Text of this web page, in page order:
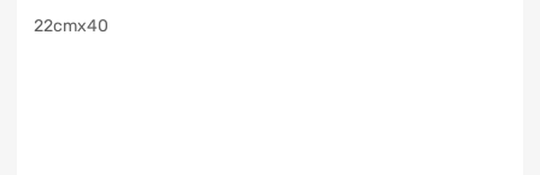
22cmx40